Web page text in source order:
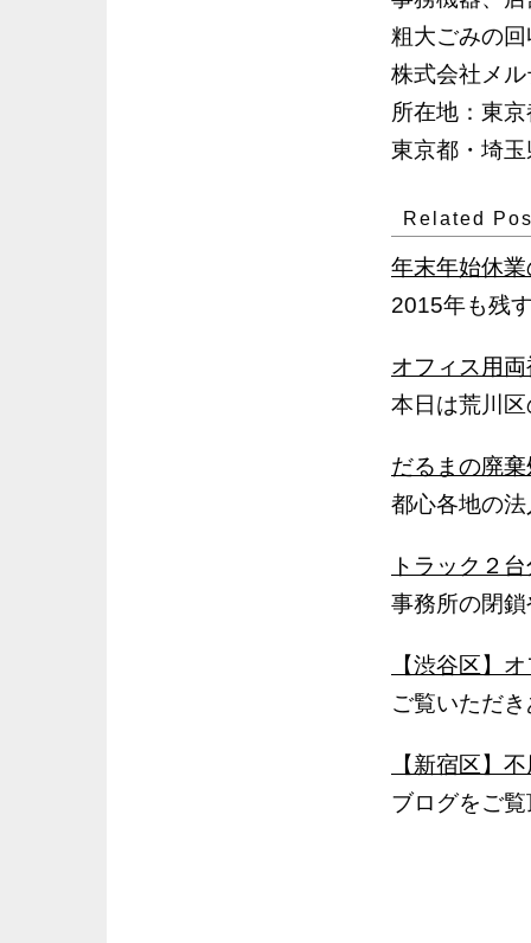
粗大ごみの
株式会社メ
所在地：東
東京都・埼
Related
年末年始休
2015年も残
オフィス用
本日は荒川
だるまの廃
都心各地の
トラック２
事務所の閉
【渋谷区】
ご覧いただ
【新宿区】
ブログをご